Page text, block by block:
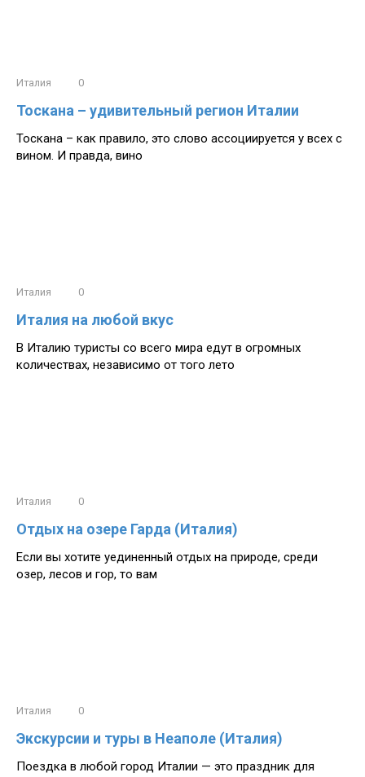
Италия 0
Тоскана – удивительный регион Италии
Тоскана – как правило, это слово ассоциируется у всех с
вином. И правда, вино
Италия 0
Италия на любой вкус
В Италию туристы со всего мира едут в огромных
количествах, независимо от того лето
Италия 0
Отдых на озере Гарда (Италия)
Если вы хотите уединенный отдых на природе, среди
озер, лесов и гор, то вам
Италия 0
Экскурсии и туры в Неаполе (Италия)
Поездка в любой город Италии — это праздник для